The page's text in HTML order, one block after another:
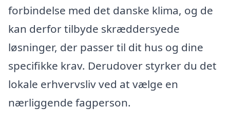
forbindelse med det danske klima, og de
kan derfor tilbyde skræddersyede
løsninger, der passer til dit hus og dine
specifikke krav. Derudover styrker du det
lokale erhvervsliv ved at vælge en
nærliggende fagperson.